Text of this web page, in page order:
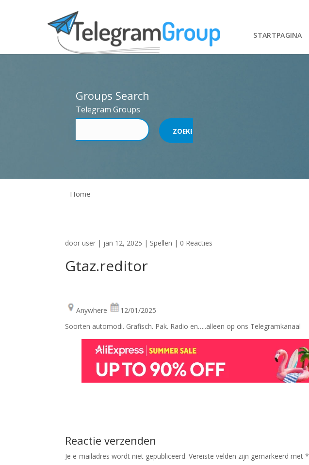
STARTPAGINA
Groups Search
Telegram Groups
Home
dooruser | jan 12, 2025 | Spellen | 0 Reacties
Gtaz.reditor
Anywhere
12/01/2025
Soorten automodi. Grafisch. Pak. Radio en…..alleen op ons Telegramkanaal
Reactie verzenden
Je e-mailadres wordt niet gepubliceerd. Vereiste velden zijn gemarkeerd met*